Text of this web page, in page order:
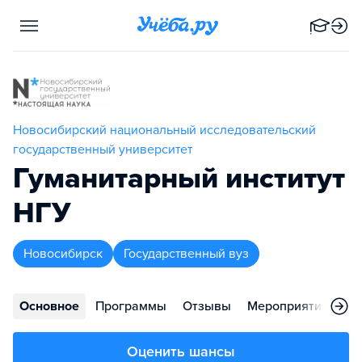
Новосибирский национальный исследовательский
государственный университет
Гуманитарный институт
НГУ
Новосибирск Государственный вуз
Основное Программы Отзывы Мероприятия
Оценить шансы